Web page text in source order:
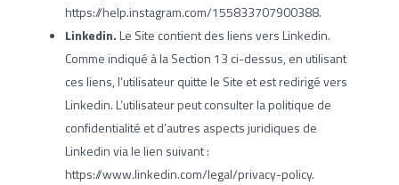
https://help.instagram.com/155833707900388.
Linkedin.Le Site contient des liens vers Linkedin.
Comme indiqué à la Section 13 ci-dessus, en utilisant
ces liens, l’utilisateur quitte le Site et est redirigé vers
Linkedin. L’utilisateur peut consulter la politique de
confidentialité et d’autres aspects juridiques de
Linkedin via le lien suivant :
https://www.linkedin.com/legal/privacy-policy.